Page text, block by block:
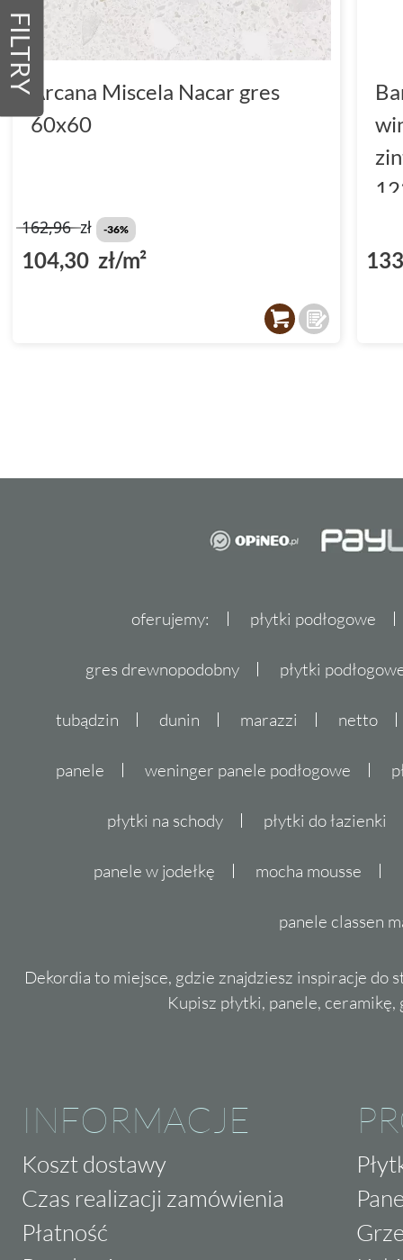
FILTRY Arcana Miscela Nacar gres
60x60
162,96zł -36%
104,30 zł/m²
oferujemy: płytki podłogowe
gres drewnopodobny płytki
tubądzin dunin marazzi netto
panele weninger panele podłogowe
płytki na schody płytki do łazienki
panele w jodełkę mocha mousse
panele classen
Dekordia to miejsce, gdzie znajdziesz inspiracje do
Kupisz płytki, panele,
INFORMACJE
Koszt dostawy
Czas realizacji zamówienia
Płatność